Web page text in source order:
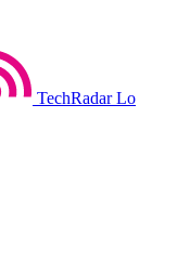
TechRadar Lo